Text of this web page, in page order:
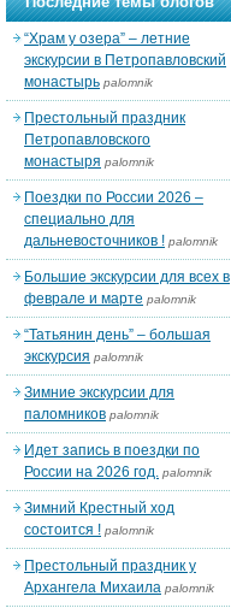
“Храм у озера” – летние
экскурсии в Петропавловский
монастырь palomnik
Престольный праздник
Петропавловского
монастыря palomnik
Поездки по России 2026 –
специально для
дальневосточников ! palomnik
Большие экскурсии для всех в
феврале и марте palomnik
“Татьянин день” – большая
экскурсия palomnik
Зимние экскурсии для
паломников palomnik
Идет запись в поездки по
России на 2026 год. palomnik
Зимний Крестный ход
состоится ! palomnik
Престольный праздник у
Архангела Михаила palomnik